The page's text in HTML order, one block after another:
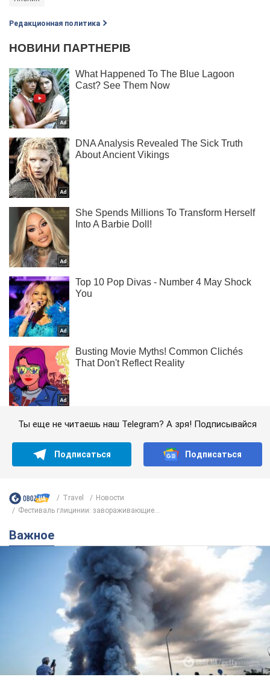
Редакционная политика
Ты еще не читаешь наш Telegram? А зря! Подписывайся
Подписаться Подписаться
Travel
Новости
Фестиваль глицинии: завораживающие...
Важное